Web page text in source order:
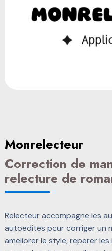
Monrelecteur
Correction de
relecture de
Relecteur accompagne les
autoedites pour corriger un
ameliorer le style, reperer